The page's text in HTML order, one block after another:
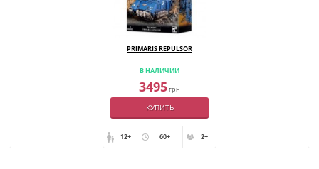
PRIMARIS REPULSOR
В НАЛИЧИИ
3495грн
КУПИТЬ
12+ 60+ 2+